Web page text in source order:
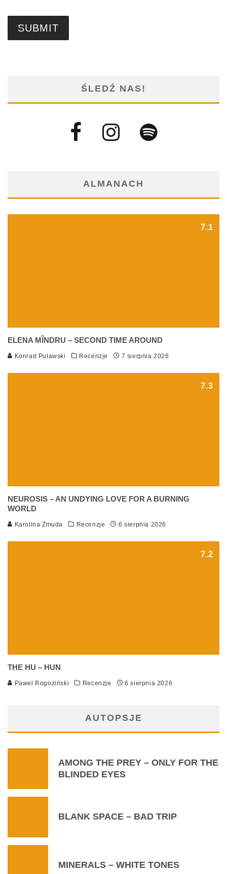
ŚLEDŹ NAS!
ALMANACH
7.1
ELENA MÎNDRU – SECOND TIME AROUND
Konrad Puławski Recenzje 7 sierpnia 2026
7.3
NEUROSIS – AN UNDYING LOVE FOR A BURNING
WORLD
Karolina Żmuda Recenzje 6 sierpnia 2026
7.2
THE HU – HUN
Paweł Rogoziński Recenzje 6 sierpnia 2026
AUTOPSJE
AMONG THE PREY – ONLY FOR THE
BLINDED EYES
BLANK SPACE – BAD TRIP
MINERALS – WHITE TONES